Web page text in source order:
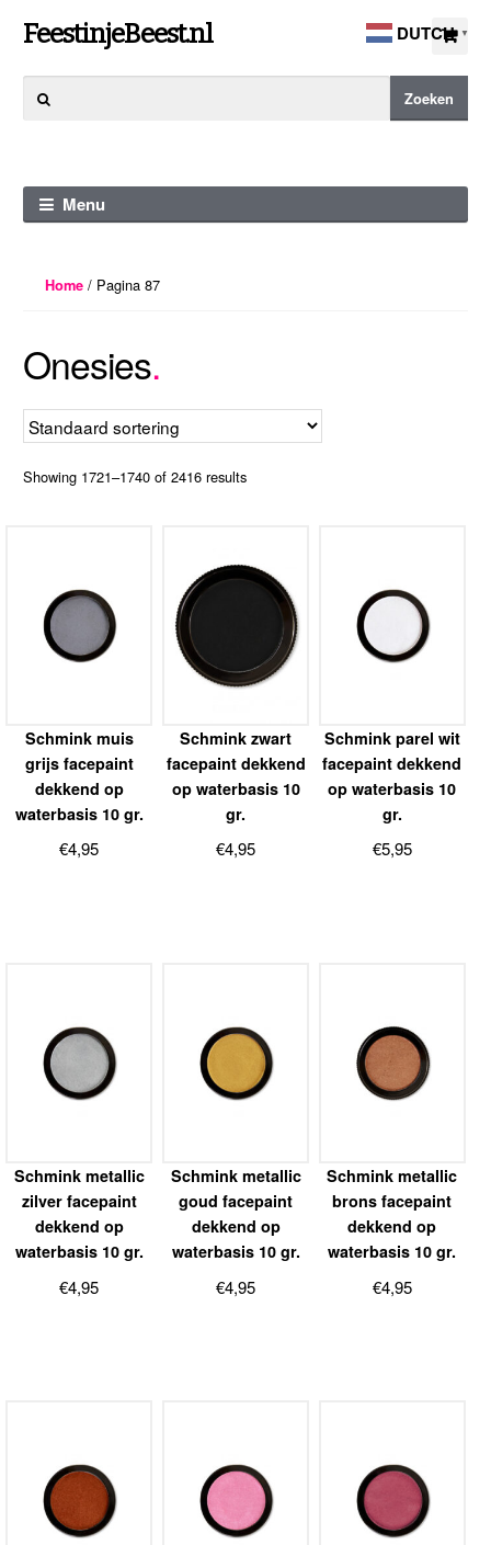
Ga
naar
navigatie
Ga
naar
de
FeestinjeBeest.nl
naar:
Zoeken
Menu
Home/ Pagina 87
Onesies
Showing 1721–1740 of 2416 results
Schmink muis
grijs facepaint
dekkend op
waterbasis 10 gr.
€4,95
Schmink zwart
facepaint dekkend
op waterbasis 10
gr.
€4,95
Schmink parel wit
facepaint dekkend
op waterbasis 10
gr.
€5,95
Schmink metallic
zilver facepaint
dekkend op
waterbasis 10 gr.
€4,95
Schmink metallic
goud facepaint
dekkend op
waterbasis 10 gr.
€4,95
Schmink metallic
brons facepaint
dekkend op
waterbasis 10 gr.
€4,95
DUTCH ▼